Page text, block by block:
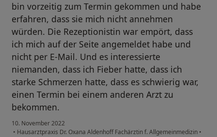
bin vorzeitig zum Termin gekommen und habe
erfahren, dass sie mich nicht annehmen
würden. Die Rezeptionistin war empört, dass
ich mich auf der Seite angemeldet habe und
nicht per E-Mail. Und es interessierte
niemanden, dass ich Fieber hatte, dass ich
starke Schmerzen hatte, dass es schwierig war,
einen Termin bei einem anderen Arzt zu
bekommen.
10. November 2022
• Hausarztpraxis Dr. Oxana Aldenhoff Fachärztin f. Allgemeinmedizin •